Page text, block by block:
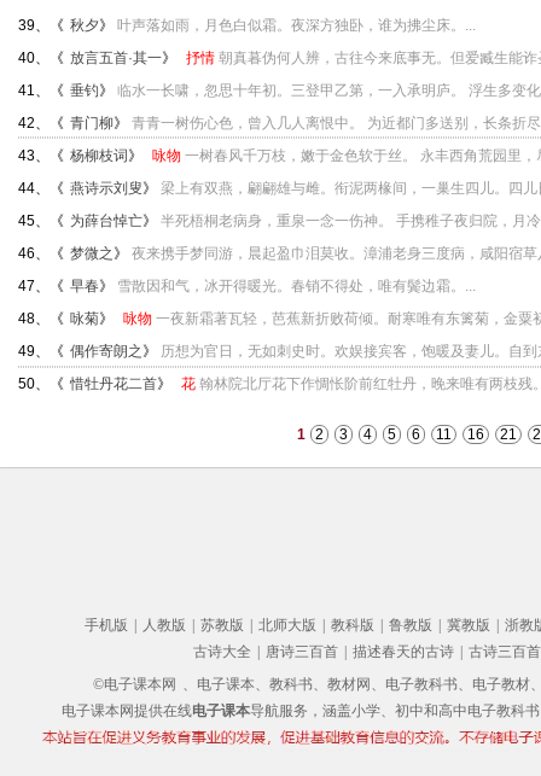
39、《 秋夕》 叶声落如雨，月色白似霜。夜深方独卧，谁为拂尘床。...
40、《 放言五首·其一》 抒情 朝真暮伪何人辨，古往今来底事无。但爱臧生能
41、《 垂钓》 临水一长啸，忽思十年初。三登甲乙第，一入承明庐。 浮生多变
42、《 青门柳》 青青一树伤心色，曾入几人离恨中。 为近都门多送别，长条折
43、《 杨柳枝词 》 咏物 一树春风千万枝，嫩于金色软于丝。 永丰西角荒园里，
44、《 燕诗示刘叟》 梁上有双燕，翩翩雄与雌。衔泥两椽间，一巢生四儿。四儿
45、《 为薛台悼亡》 半死梧桐老病身，重泉一念一伤神。 手携稚子夜归院，月
46、《 梦微之 》 夜来携手梦同游，晨起盈巾泪莫收。漳浦老身三度病，咸阳宿草
47、《 早春》 雪散因和气，冰开得暖光。春销不得处，唯有鬓边霜。...
48、《 咏菊》 咏物 一夜新霜著瓦轻，芭蕉新折败荷倾。耐寒唯有东篱菊，金粟
49、《 偶作寄朗之 》 历想为官日，无如刺史时。欢娱接宾客，饱暖及妻儿。自到
50、《 惜牡丹花二首》 花 翰林院北厅花下作惆怅阶前红牡丹，晚来唯有两枝残
1 2 3 4 5 6 11 16 21
手机版 人教版 苏教版 北师大版 教科版 鲁教版 冀教版
浙教
古诗大全
唐诗三百首 描述春天的古诗
古诗三百首
©电子课本网 、电子课本、教科书、教材网、电子教科书、电子教材
电子课本网提供在线电子课本导航服务，涵盖小学、初中和高中电子教科